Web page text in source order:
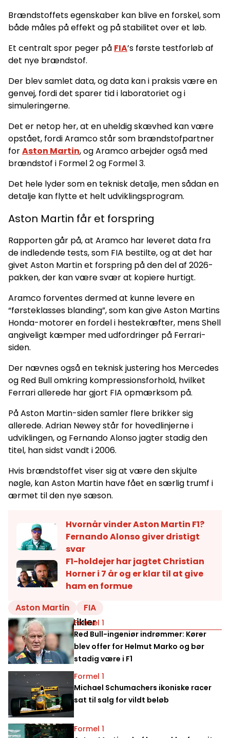
Brændstoffets egenskaber kan blive en forskel, som
både måles på effekt og på stabilitet over et løb.
Et centralt spor peger på FIA’s første testforløb af
det nye brændstof.
Der blev samlet data, og data kan i praksis være en
genvej, fordi det sparer tid i laboratoriet og i
simuleringerne.
Det er netop her, at en uheldig skævhed kan være
opstået, fordi Aramco står som brændstofpartner
forAston Martin, og Aramco arbejder også med
brændstof i Formel 2 og Formel 3.
Det hele lyder som en teknisk detalje, men sådan en
detalje kan flytte et helt udviklingsprogram.
Aston Martin får et forspring
Rapporten går på, at Aramco har leveret data fra
de indledende tests, som FIA bestilte, og at det har
givet Aston Martin et forspring på den del af 2026-
pakken, der kan være svær at kopiere hurtigt.
Aramco forventes dermed at kunne levere en
“førsteklasses blanding”, som kan give Aston Martins
Honda-motorer en fordel i hestekræfter, mens Shell
angiveligt kæmper med udfordringer på Ferrari-
siden.
Der nævnes også en teknisk justering hos Mercedes
og Red Bull omkring kompressionsforhold, hvilket
Ferrari allerede har gjort FIA opmærksom på.
På Aston Martin-siden samler flere brikker sig
allerede. Adrian Newey står for hovedlinjerne i
udviklingen, og Fernando Alonso jagter stadig den
titel, han sidst vandt i 2006.
Hvis brændstoffet viser sig at være den skjulte
nøgle, kan Aston Martin have fået en særlig trumf i
ærmet til den nye sæson.
Hvornår vinder Aston Martin F1?
Fernando Alonso giver dristigt
svar
F1-holdejer har jagtet Christian
Horner i 7 år og er klar til at give
ham en formue
Aston Martin
FIA
Relaterede artikler
Formel 1
Red Bull-ingeniør indrømmer: Kører
blev offer for Helmut Marko og bør
stadig være i F1
Formel 1
Michael Schumachers ikoniske racer
sat til salg for vildt beløb
Formel 1